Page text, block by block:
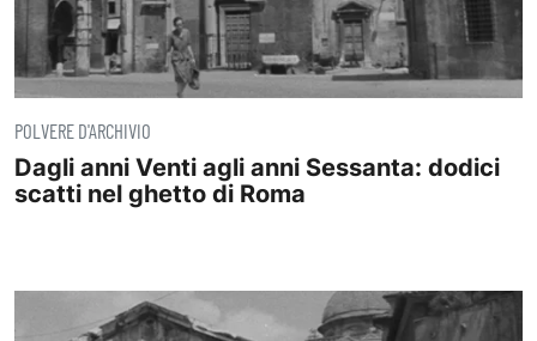
POLVERE D'ARCHIVIO
Dagli anni Venti agli anni Sessanta: dodici
scatti nel ghetto di Roma